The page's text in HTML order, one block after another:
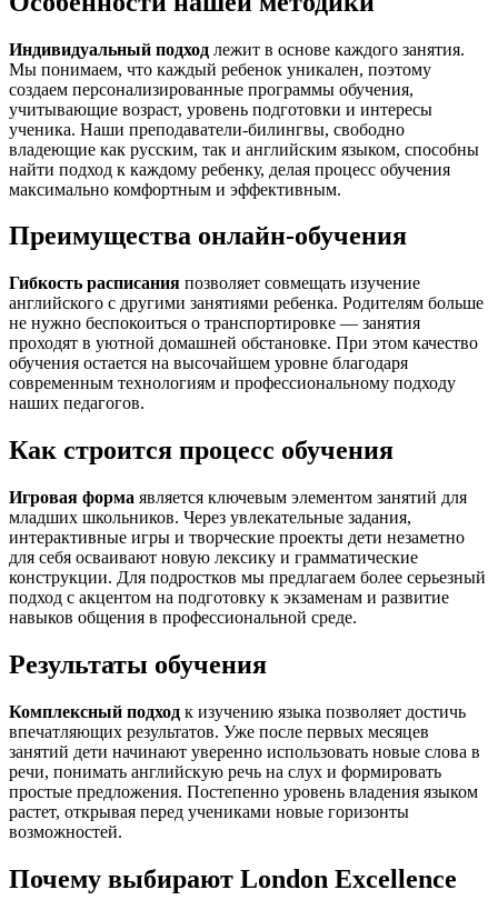
Индивидуальный подход лежит в основе каждого занятия.
Мы понимаем, что каждый ребенок уникален, поэтому
создаем персонализированные программы обучения,
учитывающие возраст, уровень подготовки и интересы
ученика. Наши преподаватели-билингвы, свободно
владеющие как русским, так и английским языком, способны
найти подход к каждому ребенку, делая процесс обучения
максимально комфортным и эффективным.
Преимущества онлайн-обучения
Гибкость расписания позволяет совмещать изучение
английского с другими занятиями ребенка. Родителям больше
не нужно беспокоиться о транспортировке — занятия
проходят в уютной домашней обстановке. При этом качество
обучения остается на высочайшем уровне благодаря
современным технологиям и профессиональному подходу
наших педагогов.
Как строится процесс обучения
Игровая форма является ключевым элементом занятий для
младших школьников. Через увлекательные задания,
интерактивные игры и творческие проекты дети незаметно
для себя осваивают новую лексику и грамматические
конструкции. Для подростков мы предлагаем более серьезный
подход с акцентом на подготовку к экзаменам и развитие
навыков общения в профессиональной среде.
Результаты обучения
Комплексный подход к изучению языка позволяет достичь
впечатляющих результатов. Уже после первых месяцев
занятий дети начинают уверенно использовать новые слова в
речи, понимать английскую речь на слух и формировать
простые предложения. Постепенно уровень владения языком
растет, открывая перед учениками новые горизонты
возможностей.
Почему выбирают London Excellence